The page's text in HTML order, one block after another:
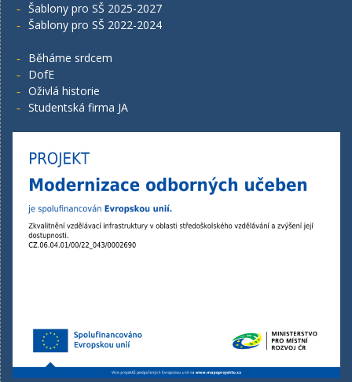
Šablony pro SŠ 2025-2027
Šablony pro SŠ 2022-2024
Běháme srdcem
DofE
Oživlá historie
Studentská firma JA